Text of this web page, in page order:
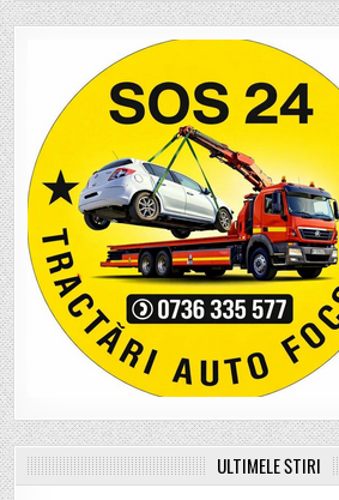
ULTIMELE ȘTIRI